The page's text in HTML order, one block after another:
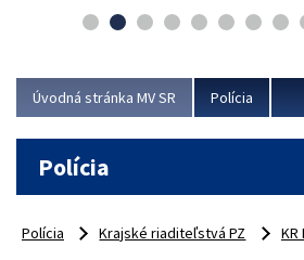
Rastislav Polakovič a riaditeľ odboru
Úvodná stránka MV SR Polícia
Polícia
Polícia Krajské riaditeľstvá PZ
KR